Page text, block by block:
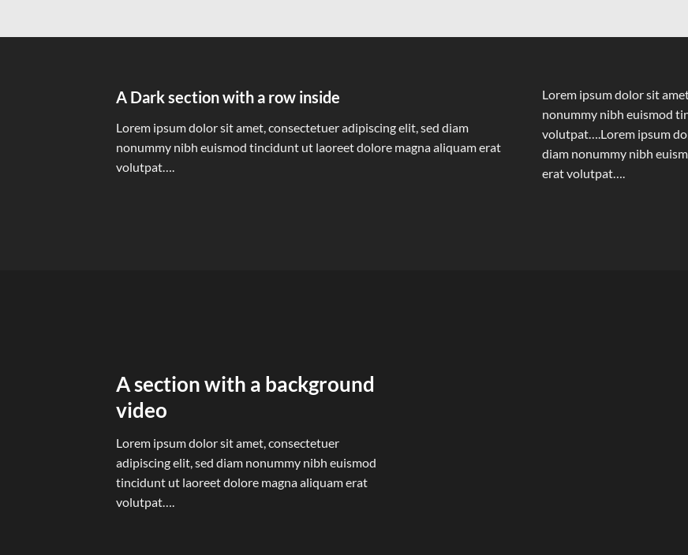
A Dark section with a row inside
Lorem ipsum dolor sit amet, consectetuer adipiscing elit, sed diam
nonummy nibh euismod tincidunt ut laoreet dolore magna aliquam erat
volutpat….
Lorem ipsum dolor sit
nonummy nibh euismod
volutpat….Lorem ipsum
diam nonummy nibh
erat volutpat….
A section with a background
video
Lorem ipsum dolor sit amet, consectetuer
adipiscing elit, sed diam nonummy nibh euismod
tincidunt ut laoreet dolore magna aliquam erat
volutpat….